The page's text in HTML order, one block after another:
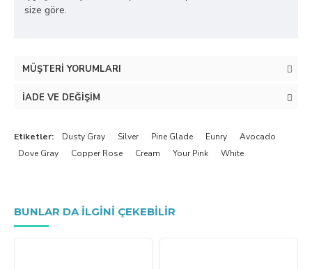
size göre.
MÜŞTERI YORUMLARI
İADE VE DEĞIŞIM
Etiketler: Dusty Gray Silver Pine Glade Eunry
Avocado
Dove Gray
Copper Rose Cream Your Pink White
BUNLAR DA ILGINI ÇEKEBILIR